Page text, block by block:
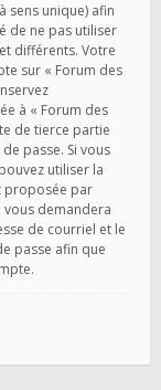
sens unique) afin
de ne pas utiliser
différents. Votre
sur « Forum des
à « Forum des
de tierce partie
passe. Si vous
utiliser la
proposée par
demandera
de courriel et le
passe afin que